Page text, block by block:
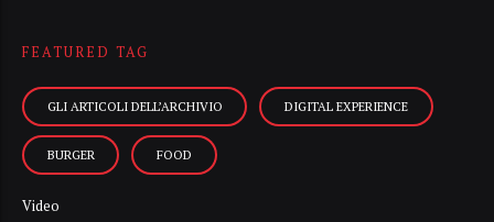
FEATURED TAG
GLI ARTICOLI DELL’ARCHIVIO DIGITAL EXPERIENCE
BURGER FOOD
Video